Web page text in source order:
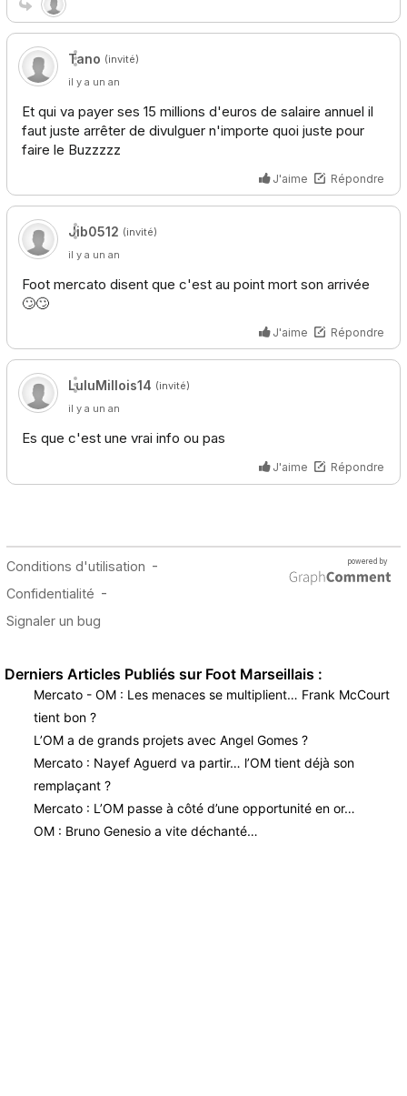
Derniers Articles Publiés sur Foot Marseillais :
Mercato - OM : Les menaces se multiplient… Frank McCourt
tient bon ?
L’OM a de grands projets avec Angel Gomes ?
Mercato : Nayef Aguerd va partir… l’OM tient déjà son
remplaçant ?
Mercato : L’OM passe à côté d’une opportunité en or…
OM : Bruno Genesio a vite déchanté…